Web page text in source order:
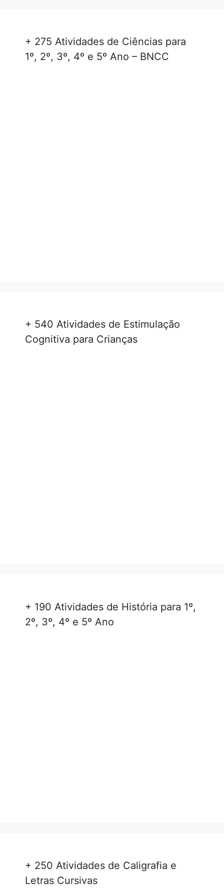
+ 275 Atividades de Ciências para
1º, 2º, 3º, 4º e 5º Ano – BNCC
+ 540 Atividades de Estimulação
Cognitiva para Crianças
+ 190 Atividades de História para 1º,
2º, 3º, 4º e 5º Ano
+ 250 Atividades de Caligrafia e
Letras Cursivas